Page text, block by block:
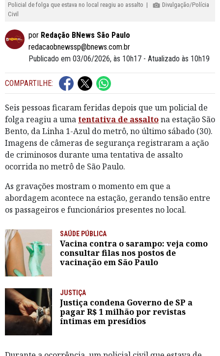
Policial de folga que estava no local reagiu ao assalto |
Divulgação/Polícia
Civil
por Redação BNews São Paulo
redacaobnewssp@bnews.com.br
Publicado em 03/06/2026, às 10h17 - Atualizado às 10h19
COMPARTILHE:
Seis pessoas ficaram feridas depois que um policial de
folga reagiu a umatentativa de assaltona estação São
Bento, da Linha 1-Azul do metrô, no último sábado (30).
Imagens de câmeras de segurança registraram a ação
de criminosos durante uma tentativa de assalto
ocorrida no metrô de São Paulo.
As gravações mostram o momento em que a
abordagem acontece na estação, gerando tensão entre
os passageiros e funcionários presentes no local.
SAÚDE PÚBLICA
Vacina contra o sarampo: veja como
consultar filas nos postos de
vacinação em São Paulo
JUSTIÇA
Justiça condena Governo de SP a
pagar R$ 1 milhão por revistas
íntimas em presídios